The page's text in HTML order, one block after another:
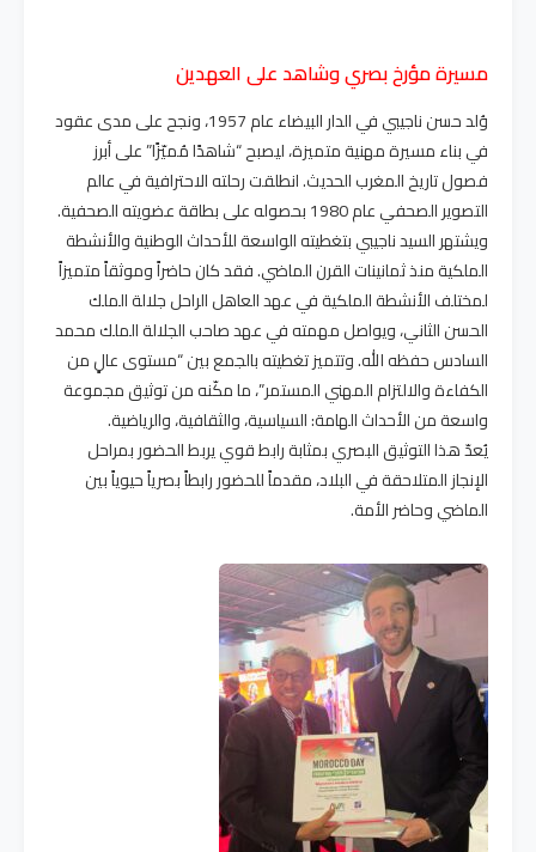
مسيرة مؤرخ بصري وشاهد على العهدين
وُلد حسن ناجيبي في الدار البيضاء عام 1957، ونجح على مدى عقود
في بناء مسيرة مهنية متميزة، ليصبح “شاهدًا مُميّزًا” على أبرز
فصول تاريخ المغرب الحديث. انطلقت رحلته الاحترافية في عالم
التصوير الصحفي عام 1980 بحصوله على بطاقة عضويته الصحفية.
ويشتهر السيد ناجيبي بتغطيته الواسعة للأحداث الوطنية والأنشطة
الملكية منذ ثمانينات القرن الماضي. فقد كان حاضراً وموثقاً متميزاً
لمختلف الأنشطة الملكية في عهد العاهل الراحل جلالة الملك
الحسن الثاني، ويواصل مهمته في عهد صاحب الجلالة الملك محمد
السادس حفظه الله. وتتميز تغطيته بالجمع بين “مستوى عالٍ من
الكفاءة والالتزام المهني المستمر”، ما مكّنه من توثيق مجموعة
واسعة من الأحداث الهامة: السياسية، والثقافية، والرياضية.
يُعدّ هذا التوثيق البصري بمثابة رابط قوي يربط الحضور بمراحل
الإنجاز المتلاحقة في البلاد، مقدماً للحضور رابطاً بصرياً حيوياً بين
الماضي وحاضر الأمة.